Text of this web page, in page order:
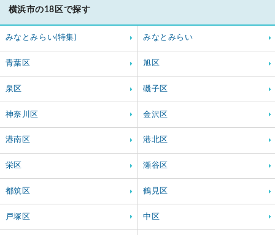
横浜市の18区で探す
みなとみらい(特集) みなとみらい
青葉区 旭区
泉区 磯子区
神奈川区 金沢区
港南区 港北区
栄区 瀬谷区
都筑区 鶴見区
戸塚区 中区